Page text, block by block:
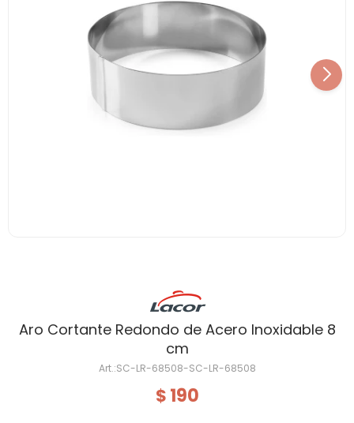
Aro Cortante Redondo de Acero Inoxidable 8
cm
SC-LR-68508-SC-LR-68508
$ 190